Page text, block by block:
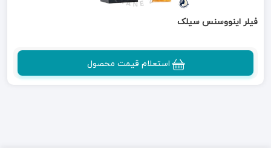
فیلر اینووسنس سیلک
استعلام قیمت محصول